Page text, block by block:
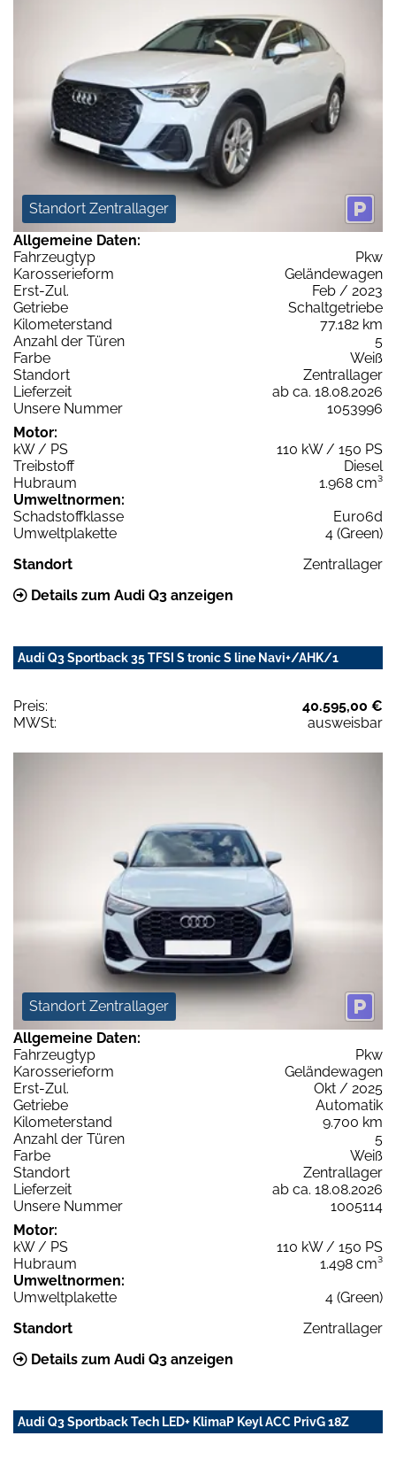
Standort Zentrallager
Allgemeine Daten:
Fahrzeugtyp
Pkw
Karosserieform
Geländewagen
Erst-Zul.
Feb / 2023
Getriebe
Schaltgetriebe
Kilometerstand
77.182 km
Anzahl der Türen
5
Farbe
Weiß
Standort
Zentrallager
Lieferzeit
ab ca. 18.08.2026
Unsere Nummer
1053996
Motor:
kW / PS
110 kW / 150 PS
Treibstoff
Diesel
Hubraum
1.968 cm³
Umweltnormen:
Schadstoffklasse
Euro6d
Umweltplakette
4 (Green)
Standort
Zentrallager
Details zum Audi Q3 anzeigen
Audi Q3 Sportback 35 TFSI S tronic S line Navi+/AHK/1
Preis:
40.595,00 €
MWSt:
ausweisbar
Standort Zentrallager
Allgemeine Daten:
Fahrzeugtyp
Pkw
Karosserieform
Geländewagen
Erst-Zul.
Okt / 2025
Getriebe
Automatik
Kilometerstand
9.700 km
Anzahl der Türen
5
Farbe
Weiß
Standort
Zentrallager
Lieferzeit
ab ca. 18.08.2026
Unsere Nummer
1005114
Motor:
kW / PS
110 kW / 150 PS
Hubraum
1.498 cm³
Umweltnormen:
Umweltplakette
4 (Green)
Standort
Zentrallager
Details zum Audi Q3 anzeigen
Audi Q3 Sportback Tech LED+ KlimaP Keyl ACC PrivG 18Z